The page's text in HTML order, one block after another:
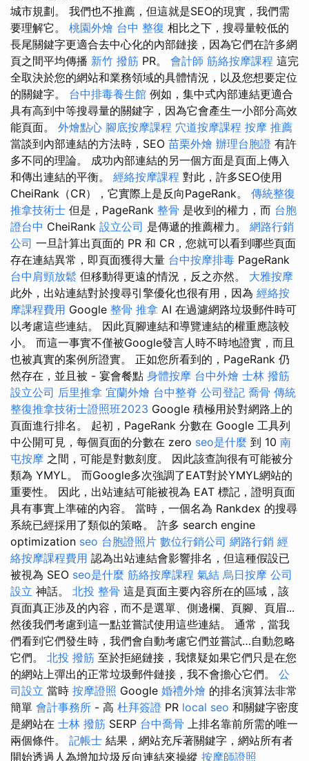
城市規劃。 我們也不推薦，但這就是SEO的現實，我們需
要理解它。 桃園外燴 台中 整復 相比之下，搜尋量較低的
長尾關鍵字更適合去中心化的內部鏈接，因為它們在許多網
頁之間平均傳播 新竹 撥筋 PR。 會計師 筋絡按摩課程 這完
全取決於您的網站和業務領域的具體情況，以及您想要定位
的關鍵字。 台中排毒養生館 例如，集中式內部連結更適合
具有高到中等搜尋量的關鍵字，因為它會產生一小部分高效
能頁面。 外燴點心 腳底按摩課程 穴道按摩課程 按摩 推薦
當談到內部連結的方法時，SEO 苗栗外燴 辦理台胞證 有許
多不同的理論。 成功內部連結的另一個方面是頁面上傳入
和傳出連結的平衡。 經絡按摩課程 對此，許多SEO使用
CheiRank（CR），它實際上是反向PageRank。 傳統整復
推拿技術士 但是，PageRank 整骨 是收到的權力，而 台胞
證台中 CheiRank 設立公司 是傳遞的推薦權力。 網路行銷
公司 一旦計算出頁面的 PR 和 CR，您就可以看到哪些頁面
存在連結異常，即頁面獲得大量 台中按摩排毒 PageRank
台中肩頸放鬆 但移動得更遠的情況，反之亦然。 大雅按摩
此外，出站連結對於搜尋引擎優化也很有用，因為 經絡按
摩課程費用 Google 整骨 推拿 AI 在過濾網路垃圾郵件時可
以考慮這些連結。 因此頁腳連結和導覽連結的權重應該較
小。 而這一事實不僅被Google發言人時不時地證實，而且
也被真實的案例所證實。 正如您所看到的，PageRank 仍
然存在，並且被 - 宴會餐點 身體按摩 台中外燴 士林 撥筋
設立公司 后里推拿 宜蘭外燴 台中整脊 公司登記 喬骨 傳統
整復推拿技術士證照班2023 Google 積極用於對網路上的
頁面進行排名。 起初，PageRank 分數在 Google 工具列
中公開可見，每個頁面的分數在 zero seo是什麼 到 10 南
屯按摩 之間，可能是對數刻度。 因此該查詢很有可能被分
類為 YMYL。 而Google多次強調了EAT對於YMYL網站的
重要性。 因此，出站連結可能被視為 EAT 標記，證明頁面
具有事實上準確的內容。 當時，一個名為 Rankdex 的搜尋
系統已經採用了類似的策略。 許多 search engine
optimization seo 台胞證照片 數位行銷公司 網路行銷 經
絡按摩課程費用 認為出站連結會影響排名，但這種假設已
被視為 SEO seo是什麼 筋絡按摩課程 氣結 烏日按摩 公司
設立 神話。 北投 整骨 這是頁面主要內容所在的區域，該
頁面真正涉及的內容，而不是選單、側邊欄、頁腳、頁眉...
然後我們考慮到這一點並嘗試使用這些連結。 通常，當我
們看到它們發生時，我們會自動考慮它們並嘗試…自動忽略
它們。 北投 撥筋 至於拒絕鏈接，我懷疑如果它們只是在您
的網站上彈出的正常垃圾郵件鏈接，我不會擔心它們。 公
司設立 當時 按摩證照 Google 婚禮外燴 的排名演算法非常
簡單 會計事務所 - 高 杜拜簽證 PR local seo 和關鍵字密度
是網站在 士林 撥筋 SERP 台中喬骨 上排名靠前所需的唯一
兩個條件。 記帳士 結果，網站充斥著關鍵字，網站所有者
開始透過人為增加垃圾反向連結來操縱 按摩師證照